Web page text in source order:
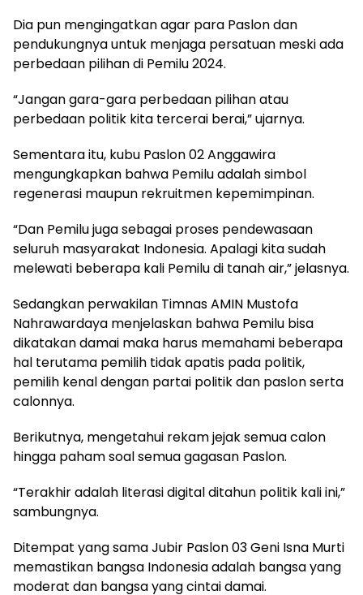
Dia pun mengingatkan agar para Paslon dan
pendukungnya untuk menjaga persatuan meski ada
perbedaan pilihan di Pemilu 2024.
“Jangan gara-gara perbedaan pilihan atau
perbedaan politik kita tercerai berai,” ujarnya.
Sementara itu, kubu Paslon 02 Anggawira
mengungkapkan bahwa Pemilu adalah simbol
regenerasi maupun rekruitmen kepemimpinan.
“Dan Pemilu juga sebagai proses pendewasaan
seluruh masyarakat Indonesia. Apalagi kita sudah
melewati beberapa kali Pemilu di tanah air,” jelasnya.
Sedangkan perwakilan Timnas AMIN Mustofa
Nahrawardaya menjelaskan bahwa Pemilu bisa
dikatakan damai maka harus memahami beberapa
hal terutama pemilih tidak apatis pada politik,
pemilih kenal dengan partai politik dan paslon serta
calonnya.
Berikutnya, mengetahui rekam jejak semua calon
hingga paham soal semua gagasan Paslon.
“Terakhir adalah literasi digital ditahun politik kali ini,”
sambungnya.
Ditempat yang sama Jubir Paslon 03 Geni Isna Murti
memastikan bangsa Indonesia adalah bangsa yang
moderat dan bangsa yang cintai damai.